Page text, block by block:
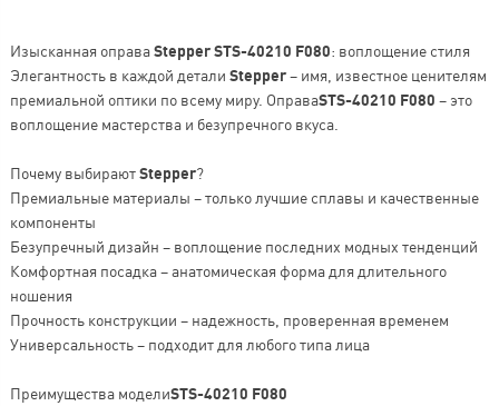
Изысканная оправаStepper STS-40210 F080: воплощение стиля
Элегантность в каждой детали Stepper– имя, известное ценителям
премиальной оптики по всему миру. ОправаSTS-40210 F080 – это
воплощение мастерства и безупречного вкуса.
Почему выбираютStepper?
Премиальные материалы – только лучшие сплавы и качественные
компоненты
Безупречный дизайн – воплощение последних модных тенденций
Комфортная посадка – анатомическая форма для длительного
ношения
Прочность конструкции – надежность, проверенная временем
Универсальность – подходит для любого типа лица
Преимущества моделиSTS-40210 F080